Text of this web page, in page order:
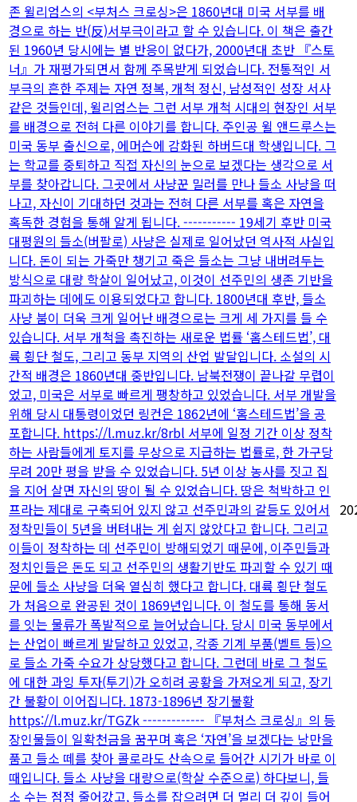
존 윌리엄스의 <부처스 크로싱>은 1860년대 미국 서부를 배
경으로 하는 반(反)서부극이라고 할 수 있습니다. 이 책은 출간
된 1960년 당시에는 별 반응이 없다가, 2000년대 초반 『스토
너』가 재평가되면서 함께 주목받게 되었습니다. 전통적인 서
부극의 흔한 주제는 자연 정복, 개척 정신, 남성적인 성장 서사
같은 것들인데, 윌리엄스는 그런 서부 개척 시대의 현장인 서부
를 배경으로 전혀 다른 이야기를 합니다. 주인공 윌 앤드루스는
미국 동부 출신으로, 에머슨에 감화된 하버드대 학생입니다. 그
는 학교를 중퇴하고 직접 자신의 눈으로 보겠다는 생각으로 서
부를 찾아갑니다. 그곳에서 사냥꾼 밀러를 만나 들소 사냥을 떠
나고, 자신이 기대하던 것과는 전혀 다른 서부를 혹은 자연을
혹독한 경험을 통해 알게 됩니다. ----------- 19세기 후반 미국
대평원의 들소(버팔로) 사냥은 실제로 일어났던 역사적 사실입
니다. 돈이 되는 가죽만 챙기고 죽은 들소는 그냥 내버려두는
방식으로 대량 학살이 일어났고, 이것이 선주민의 생존 기반을
파괴하는 데에도 이용되었다고 합니다. 1800년대 후반, 들소
사냥 붐이 더욱 크게 일어난 배경으로는 크게 세 가지를 들 수
있습니다. 서부 개척을 촉진하는 새로운 법률 ‘홈스테드법’, 대
륙 횡단 철도, 그리고 동부 지역의 산업 발달입니다. 소설의 시
간적 배경은 1860년대 중반입니다. 남북전쟁이 끝나갈 무렵이
었고, 미국은 서부로 빠르게 팽창하고 있었습니다. 서부 개발을
위해 당시 대통령이었던 링컨은 1862년에 ‘홈스테드법’을 공
포합니다. https://l.muz.kr/8rbl 서부에 일정 기간 이상 정착
하는 사람들에게 토지를 무상으로 지급하는 법률로, 한 가구당
무려 20만 평을 받을 수 있었습니다. 5년 이상 농사를 짓고 집
을 지어 살면 자신의 땅이 될 수 있었습니다. 땅은 척박하고 인
프라는 제대로 구축되어 있지 않고 선주민과의 갈등도 있어서
정착민들이 5년을 버텨내는 게 쉽지 않았다고 합니다. 그리고
이들이 정착하는 데 선주민이 방해되었기 때문에, 이주민들과
정치인들은 돈도 되고 선주민의 생활기반도 파괴할 수 있기 때
문에 들소 사냥을 더욱 열심히 했다고 합니다. 대륙 횡단 철도
가 처음으로 완공된 것이 1869년입니다. 이 철도를 통해 동서
를 잇는 물류가 폭발적으로 늘어났습니다. 당시 미국 동부에서
는 산업이 빠르게 발달하고 있었고, 각종 기계 부품(벨트 등)으
로 들소 가죽 수요가 상당했다고 합니다. 그런데 바로 그 철도
에 대한 과잉 투자(투기)가 오히려 공황을 가져오게 되고, 장기
간 불황이 이어집니다. 1873-1896년 장기불황
https://l.muz.kr/TGZk ------------- 『부처스 크로싱』의 등
장인물들이 일확천금을 꿈꾸며 혹은 ‘자연’을 보겠다는 낭만을
품고 들소 떼를 찾아 콜로라도 산속으로 들어간 시기가 바로 이
때입니다. 들소 사냥을 대량으로(학살 수준으로) 하다보니, 들
소 수는 점점 줄어갔고, 들소를 잡으려면 더 멀리 더 깊이 들어